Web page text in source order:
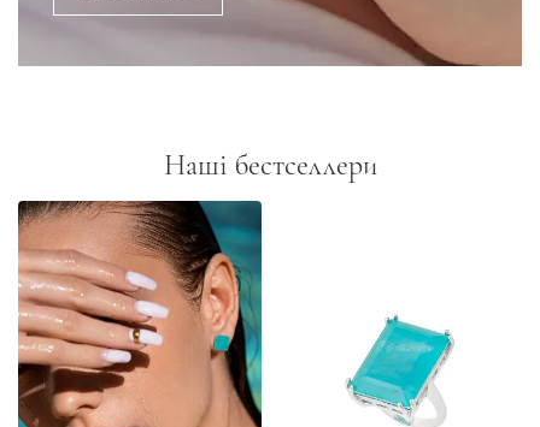
Наші бестселлери